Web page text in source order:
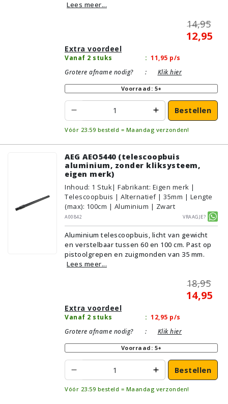
Lees meer...
14,95
12,95
Extra voordeel
Vanaf 2 stuks : 11,95 p/s
Grotere afname nodig?
: Klik hier
Voorraad: 5+
Bestellen
Vóór 23:59 besteld = Maandag verzonden!
AEG AEO5440 (telescoopbuis
aluminium, zonder kliksysteem,
eigen merk)
Inhoud: 1 Stuk| Fabrikant: Eigen merk |
Telescoopbuis | Alternatief | 35mm | Lengte
(max): 100cm | Aluminium | Zwart
A00842
Vraagje?
Aluminium telescoopbuis, licht van gewicht
en verstelbaar tussen 60 en 100 cm. Past op
pistoolgrepen en zuigmonden van 35 mm.
Lees meer...
18,95
14,95
Extra voordeel
Vanaf 2 stuks : 12,95 p/s
Grotere afname nodig?
: Klik hier
Voorraad: 5+
Bestellen
Vóór 23:59 besteld = Maandag verzonden!